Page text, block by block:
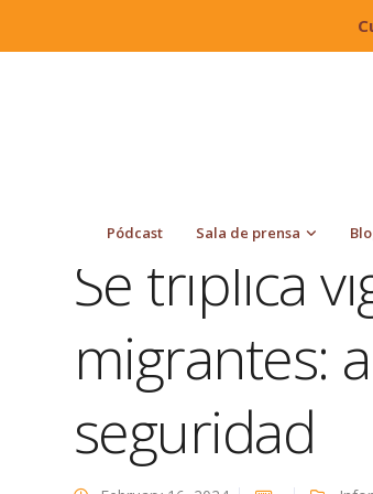
Pódcast Sala de prensa
seguridad
Se triplica
migrantes:
seguridad